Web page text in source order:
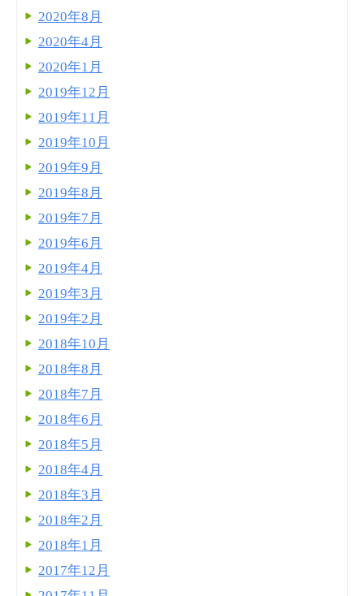
2020年8月
2020年4月
2020年1月
2019年12月
2019年11月
2019年10月
2019年9月
2019年8月
2019年7月
2019年6月
2019年4月
2019年3月
2019年2月
2018年10月
2018年8月
2018年7月
2018年6月
2018年5月
2018年4月
2018年3月
2018年2月
2018年1月
2017年12月